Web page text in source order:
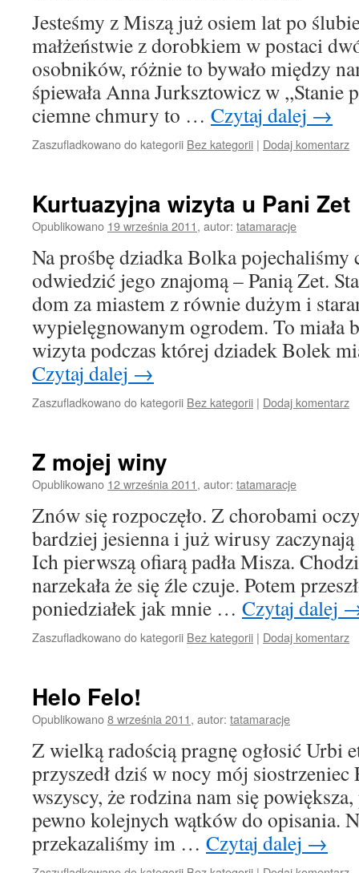
Jesteśmy z Miszą już osiem lat po
małżeństwie z dorobkiem w postaci
osobników, różnie to bywało między
śpiewała Anna Jurksztowicz w ,,Stanie
ciemne chmury to … Czytaj dalej →
Zaszufladkowano do kategorii Bez kategorii | Dodaj komentarz
Kurtuazyjna wizyta u Pani Zet
Opublikowano 19 września 2011, autor: tatamaracje
Na prośbę dziadka Bolka pojechaliśmy
odwiedzić jego znajomą – Panią Zet.
dom za miastem z równie dużym i
wypielęgnowanym ogrodem. To miała
wizyta podczas której dziadek Bolek
Czytaj dalej →
Zaszufladkowano do kategorii Bez kategorii | Dodaj komentarz
Z mojej winy
Opublikowano 12 września 2011, autor: tatamaracje
Znów się rozpoczęło. Z chorobami
bardziej jesienna i już wirusy zaczynają
Ich pierwszą ofiarą padła Misza.
narzekała że się źle czuje. Potem
poniedziałek jak mnie … Czytaj dalej
Zaszufladkowano do kategorii Bez kategorii | Dodaj komentarz
Helo Felo!
Opublikowano8 września 2011, autor: tatamaracje
Z wielką radością pragnę ogłosić Urbi
przyszedł dziś w nocy mój
wszyscy, że rodzina nam się
pewno kolejnych wątków do opisania.
przekazaliśmy im … Czytaj dalej →